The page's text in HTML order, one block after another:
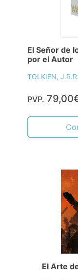
El Señor de
por el Autor
TOLKIEN, J.R.R.
PVP.
El Arte